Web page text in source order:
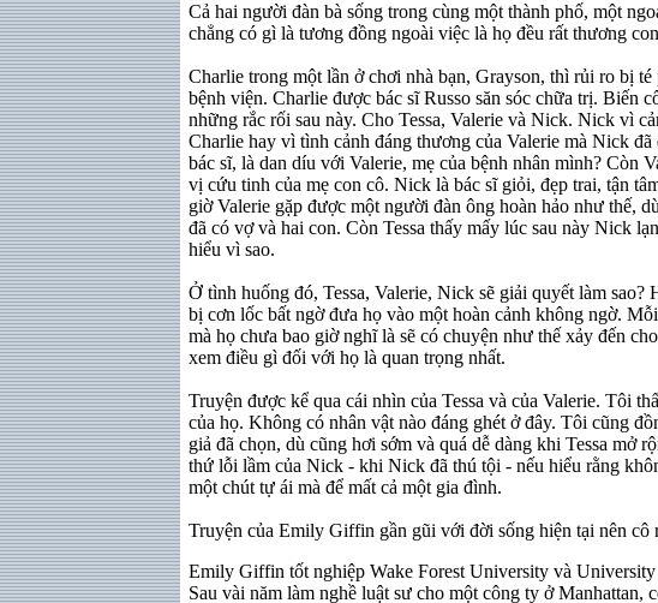
Cả hai người đàn bà sống trong cùng một thành phố, một
chẳng có gì là tương đồng ngoài việc là họ đều rất thương
Charlie trong một lần ở chơi nhà bạn, Grayson, thì rủi ro bị
bệnh viện. Charlie được bác sĩ Russo săn sóc chữa trị. Biến
những rắc rối sau này. Cho Tessa, Valerie và Nick. Nick vì
Charlie hay vì tình cảnh đáng thương của Valerie mà Nick
bác sĩ, là dan díu với Valerie, mẹ của bệnh nhân mình? Còn
vị cứu tinh của mẹ con cô. Nick là bác sĩ giỏi, đẹp trai, tận
giờ Valerie gặp được một người đàn ông hoàn hảo như thế,
đã có vợ và hai con. Còn Tessa thấy mấy lúc sau này Nick
hiểu vì sao.
Ở tình huống đó, Tessa, Valerie, Nick sẽ giải quyết làm sao?
bị cơn lốc bất ngờ đưa họ vào một hoàn cảnh không ngờ.
mà họ chưa bao giờ nghĩ là sẽ có chuyện như thế xảy đến
xem điều gì đối với họ là quan trọng nhất.
Truyện được kể qua cái nhìn của Tessa và của Valerie. Tôi
của họ. Không có nhân vật nào đáng ghét ở đây. Tôi cũng
giả đã chọn, dù cũng hơi sớm và quá dễ dàng khi Tessa mở
thứ lỗi lầm của Nick - khi Nick đã thú tội - nếu hiểu rằng
một chút tự ái mà để mất cả một gia đình.
Truyện của Emily Giffin gần gũi với đời sống hiện tại nên cô
Emily Giffin tốt nghiệp Wake Forest University và
Sau vài năm làm nghề luật sư cho một công ty ở Manhattan,